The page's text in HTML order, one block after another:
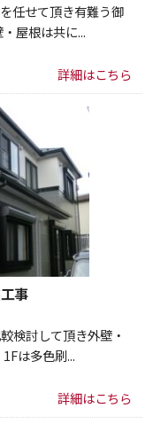
任せて頂き有難う御
屋根は共に...
詳細はこちら
事
検討して頂き外壁・
は多色刷...
詳細はこちら